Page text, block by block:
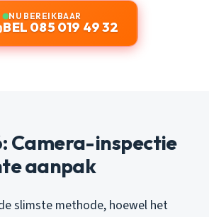
NU BEREIKBAAR
BEL 085 019 49 32
Camera-inspectie
aanpak
slimste methode, hoewel het